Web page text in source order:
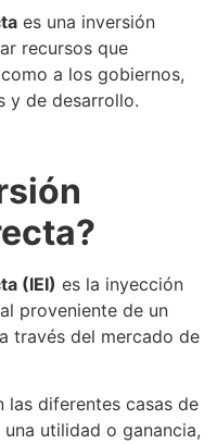
es una inversión
recursos que
a los gobiernos,
y de desarrollo.
?
(IEI) es la inyección
proveniente de un
través del mercado de
las diferentes casas de
utilidad o ganancia,